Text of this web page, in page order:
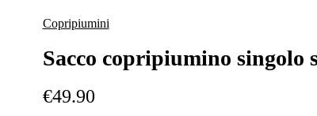
Copripiumini
Sacco copripiumino singolo
€49.90